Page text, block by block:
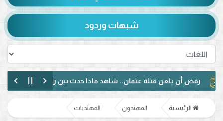
شبهات وردود
أن يلعن قتلة عثمان.. شاهد ماذا حدث بين رامي عيسى ومتصل شيعي
الرئيسية المهتدون المهتديات